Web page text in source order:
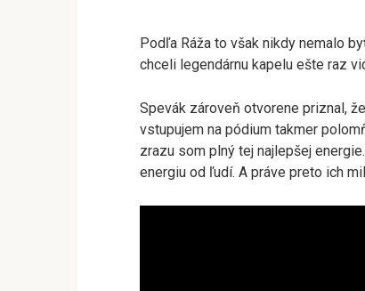
Podľa Ráža to však nikdy nemalo
chceli legendárnu kapelu ešte raz
Spevák zároveň otvorene priznal,
vstupujem na pódium takmer
zrazu som plný tej najlepšej
energiu od ľudí. A práve preto ich